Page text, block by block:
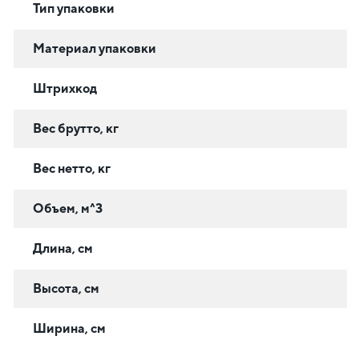
Тип упаковки
Материал упаковки
Штрихкод
Вес брутто, кг
Вес нетто, кг
Объем, м^3
Длина, см
Высота, см
Ширина, см